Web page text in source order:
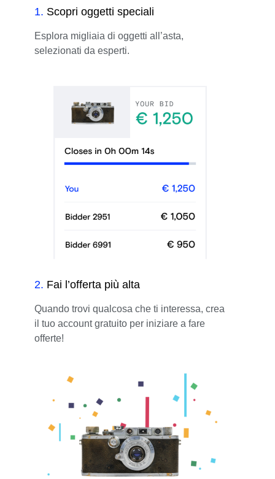
1. Scopri oggetti speciali
Esplora migliaia di oggetti all’asta,
selezionati da esperti.
2. Fai l’offerta più alta
Quando trovi qualcosa che ti interessa, crea
il tuo account gratuito per iniziare a fare
offerte!